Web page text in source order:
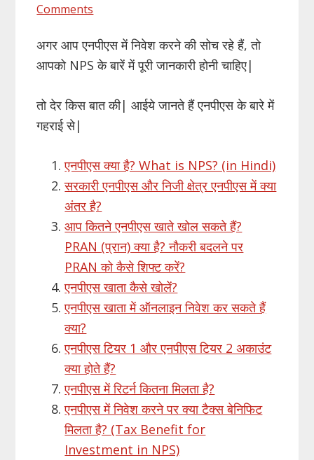
Comments
अगर आप एनपीएस में निवेश करने की सोच रहे हैं, तो
आपको NPS के बारें में पूरी जानकारी होनी चाहिए|
तो देर किस बात की| आईये जानते हैं एनपीएस के बारे में
गहराई से|
एनपीएस क्या है? What is NPS? (in Hindi)
सरकारी एनपीएस और निजी क्षेत्र एनपीएस में क्या
अंतर है?
आप कितने एनपीएस खाते खोल सकते हैं?
PRAN (प्रान) क्या है? नौकरी बदलने पर
PRAN को कैसे शिफ्ट करें?
एनपीएस खाता कैसे खोलें?
एनपीएस खाता में ऑनलाइन निवेश कर सकते हैं
क्या?
एनपीएस टियर 1 और एनपीएस टियर 2 अकाउंट
क्या होते हैं?
एनपीएस में रिटर्न कितना मिलता है?
एनपीएस में निवेश करने पर क्या टैक्स बेनिफिट
मिलता है? (Tax Benefit for
Investment in NPS)